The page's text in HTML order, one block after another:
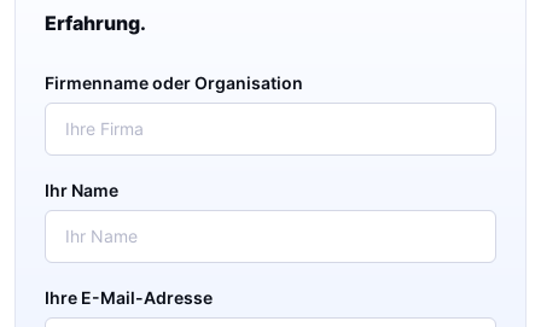
Erfahrung.
Firmenname oder Organisation
Ihr Name
Ihre E-Mail-Adresse